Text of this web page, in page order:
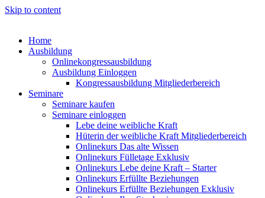
Skip to content
Home
Ausbildung
Onlinekongressausbildung
Ausbildung Einloggen
Kongressausbildung Mitgliederbereich
Seminare
Seminare kaufen
Seminare einloggen
Lebe deine weibliche Kraft
Hüterin der weibliche Kraft Mitgliederbereich
Onlinekurs Das alte Wissen
Onlinekurs Fülletage Exklusiv
Onlinekurs Lebe deine Kraft – Starter
Onlinekurs Erfüllte Beziehungen
Onlinekurs Erfüllte Beziehungen Exklusiv